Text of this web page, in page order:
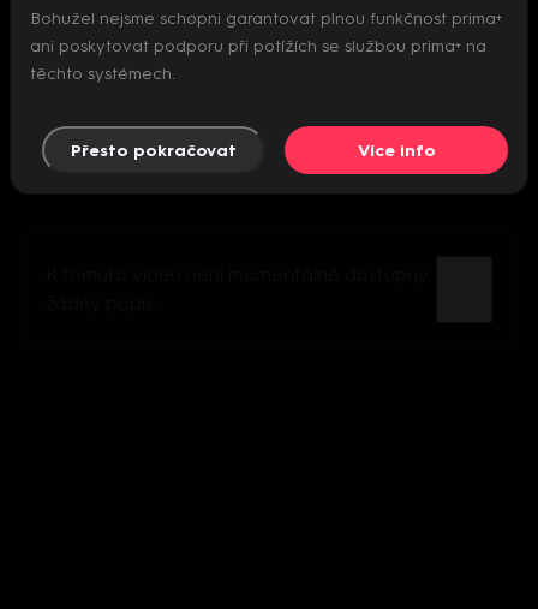
Nepodařilo se inicializovat přehrávač
Bohužel nejsme schopni garantovat plnou funkčnost prima+
ani poskytovat podporu při potížích se službou prima+ na
těchto systémech.
Přesto pokračovat Více info